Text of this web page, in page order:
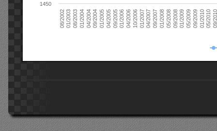
08/200201/200308/200301/200404/200409/200401/200504/200509/200501/200604/200610/200601/200704/200709/200701/200805/200809/200801/200905/200909/200901/201005/201009/
1450